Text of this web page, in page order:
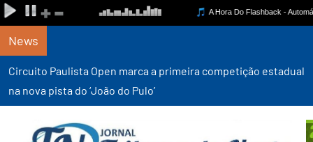
News
Circuito Paulista Open marca a primeira competição estadual
na nova pista do ‘João do Pulo’